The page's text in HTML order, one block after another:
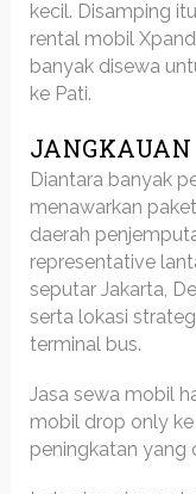
kecil. Disamping
rental mobil
banyak disewa
ke Pati.
Diantara banyak
menawarkan
daerah
representative
seputar Jakarta,
serta lokasi
terminal bus.
Jasa sewa mobil
mobil drop only ke
peningkatan yang